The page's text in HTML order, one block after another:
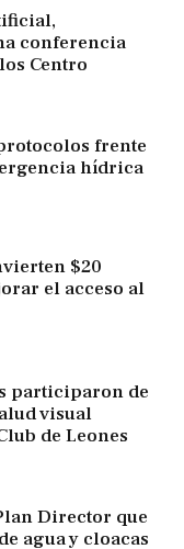
conferencia
Centro
frente
hídrica
$20
el acceso al
participaron de
visual
de Leones
Director que
agua y cloacas